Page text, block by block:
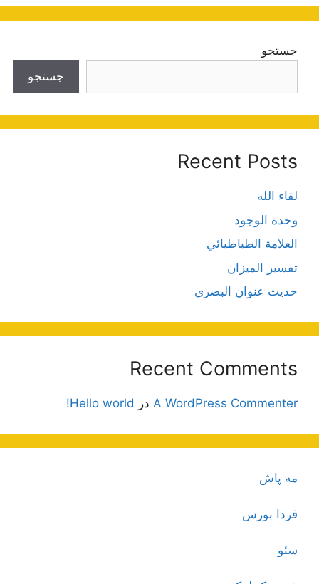
جستجو
جستجو
Recent Posts
لقاء الله
وحدة الوجود
العلامة الطباطبائي
تفسير الميزان
حديث عنوان البصري
Recent Comments
A WordPress Commenter در Hello world!
مه پاش
فردا بورس
سئو